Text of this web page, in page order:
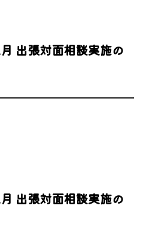
出張対面相談実施の
出張対面相談実施の